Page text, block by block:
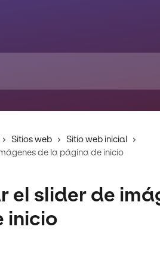
Sitios web
Sitio web inicial
de la página de inicio
el slider de
inicio